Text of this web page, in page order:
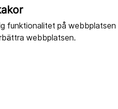
funktionalitet på
webbplatsen.
Webbplatsens tillgänglighet